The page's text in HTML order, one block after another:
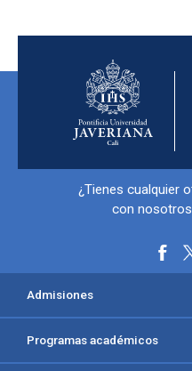
Información
¿Tienes cualquier
con
Menú principal del
Admisiones
Programas académicos